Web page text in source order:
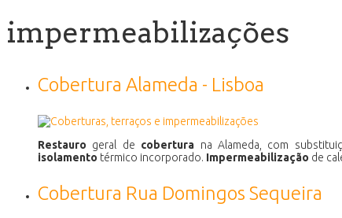
impermeabilizações
Cobertura Alameda - Lisboa
Restauro geral de cobertura na Alameda, com
isolamento térmico incorporado. Impermeabilização de
Cobertura Rua Domingos Sequeira